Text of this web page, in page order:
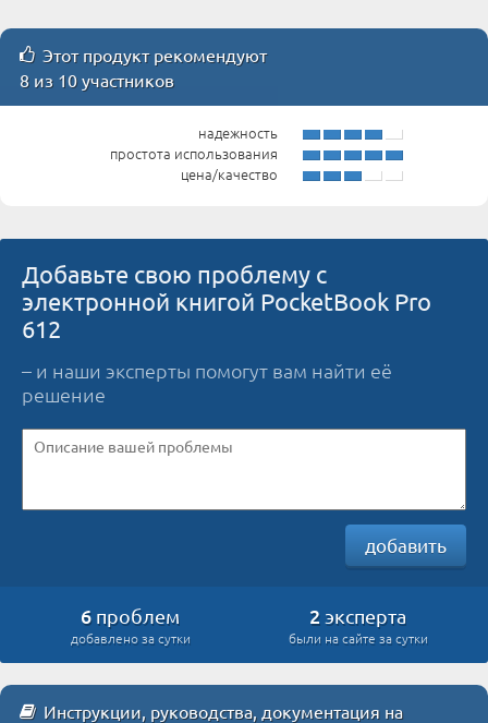
Этот продукт рекомендуют
8 из 10 участников
надежность
простота использования
цена/качество
Добавьте свою проблему с
электронной книгой PocketBook Pro
612
– и наши эксперты помогут вам найти её
решение
добавить
6 проблем
добавлено за сутки
2 эксперта
были на сайте за сутки
Инструкции, руководства, документация на